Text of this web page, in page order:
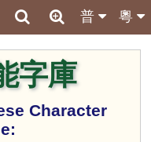
粵
普
字庫
Character